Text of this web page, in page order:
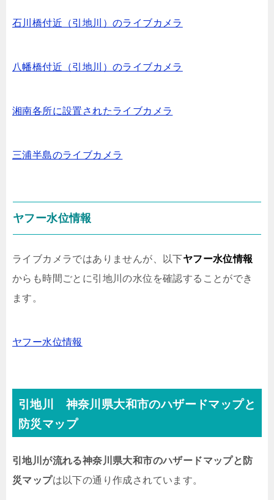
石川橋付近（引地川）のライブカメラ
八幡橋付近（引地川）のライブカメラ
湘南各所に設置されたライブカメラ
三浦半島のライブカメラ
ヤフー水位情報
ライブカメラではありませんが、以下ヤフー水位情報
からも時間ごとに引地川の水位を確認することができ
ます。
ヤフー水位情報
引地川 神奈川県大和市のハザードマップと
防災マップ
引地川が流れる神奈川県大和市のハザードマップと防
災マップは以下の通り作成されています。